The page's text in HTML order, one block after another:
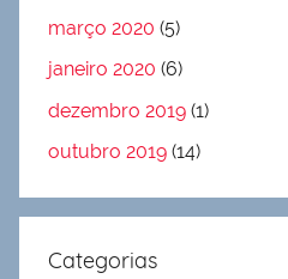
março 2020 (5)
janeiro 2020 (6)
dezembro 2019 (1)
outubro 2019 (14)
Categorias